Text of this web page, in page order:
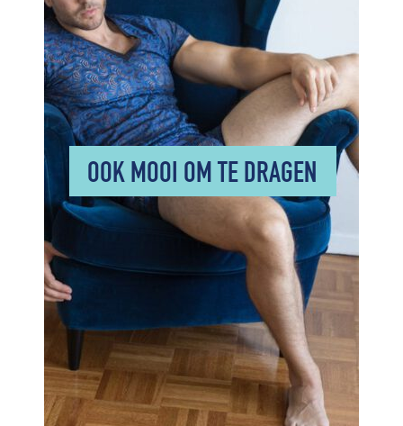
OOK MOOI OM TE DRAGEN